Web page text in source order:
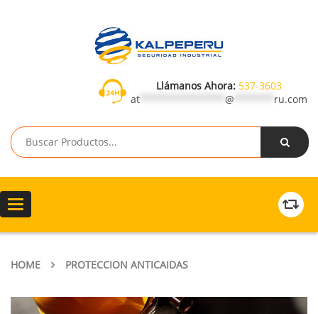
Llámanos Ahora: 537-3603
at
@ ru.com
Toggle
navigation
HOME PROTECCION ANTICAIDAS